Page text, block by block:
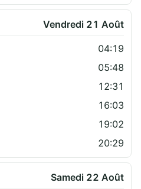
Vendredi 21 Août
04:19
05:48
12:31
16:03
19:02
20:29
Samedi 22 Août